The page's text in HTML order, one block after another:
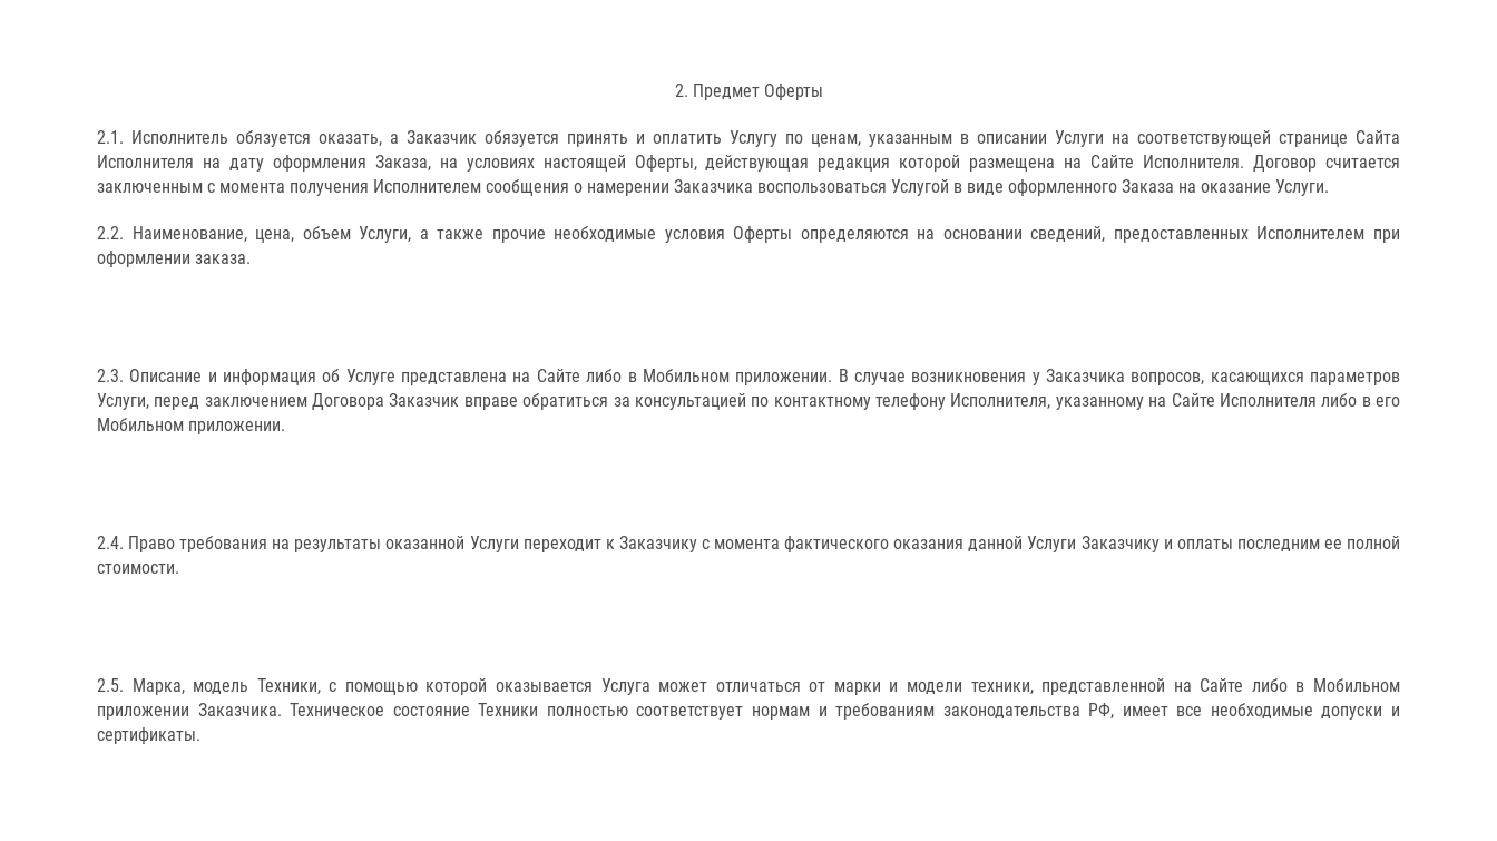
2. Предмет Оферты
2.1. Исполнитель обязуется оказать, а Заказчик обязуется принять и оплатить Услугу по ценам, указанным в описании Услуги на соответствующей странице Сайта
Исполнителя на дату оформления Заказа, на условиях настоящей Оферты, действующая редакция которой размещена на Сайте Исполнителя. Договор считается
заключенным с момента получения Исполнителем сообщения о намерении Заказчика воспользоваться Услугой в виде оформленного Заказа на оказание Услуги.
2.2. Наименование, цена, объем Услуги, а также прочие необходимые условия Оферты определяются на основании сведений, предоставленных Исполнителем при
оформлении заказа.
2.3. Описание и информация об Услуге представлена на Сайте либо в Мобильном приложении. В случае возникновения у Заказчика вопросов, касающихся параметров
Услуги, перед заключением Договора Заказчик вправе обратиться за консультацией по контактному телефону Исполнителя, указанному на Сайте Исполнителя либо в его
Мобильном приложении.
2.4. Право требования на результаты оказанной Услуги переходит к Заказчику с момента фактического оказания данной Услуги Заказчику и оплаты последним ее полной
стоимости.
2.5. Марка, модель Техники, с помощью которой оказывается Услуга может отличаться от марки и модели техники, представленной на Cайте либо в Мобильном
приложении Заказчика. Техническое состояние Техники полностью соответствует нормам и требованиям законодательства РФ, имеет все необходимые допуски и
сертификаты.